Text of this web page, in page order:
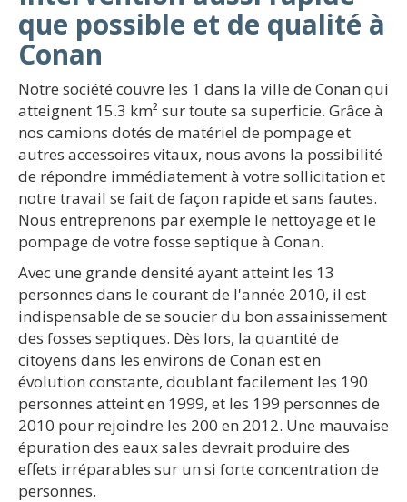
que possible et de qualité à
Conan
Notre société couvre les 1 dans la ville de Conan qui
atteignent 15.3 km² sur toute sa superficie. Grâce à
nos camions dotés de matériel de pompage et
autres accessoires vitaux, nous avons la possibilité
de répondre immédiatement à votre sollicitation et
notre travail se fait de façon rapide et sans fautes.
Nous entreprenons par exemple le nettoyage et le
pompage de votre fosse septique à Conan.
Avec une grande densité ayant atteint les 13
personnes dans le courant de l'année 2010, il est
indispensable de se soucier du bon assainissement
des fosses septiques. Dès lors, la quantité de
citoyens dans les environs de Conan est en
évolution constante, doublant facilement les 190
personnes atteint en 1999, et les 199 personnes de
2010 pour rejoindre les 200 en 2012. Une mauvaise
épuration des eaux sales devrait produire des
effets irréparables sur un si forte concentration de
personnes.